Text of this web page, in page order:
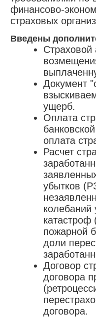
финансово-
страховых
Введены
Страховой
Документ
ущерб.
Оплата
оплата
Расчет
убытков
колебаний
катастроф
пожарной
доли
Договор
договора
договора.